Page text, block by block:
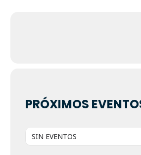
PRÓXIMOS
SIN EVENTOS